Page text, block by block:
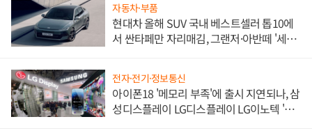
자동차·부품
현대차 올해 SUV 국내 베스트셀러 톱10에
서 싼타페만 자리매김, 그랜저·아반떼 '세단
전자·전기·정보통신
아이폰18 '메모리 부족'에 출시 지연되나, 삼
성디스플레이 LG디스플레이 LG이노텍 '탈